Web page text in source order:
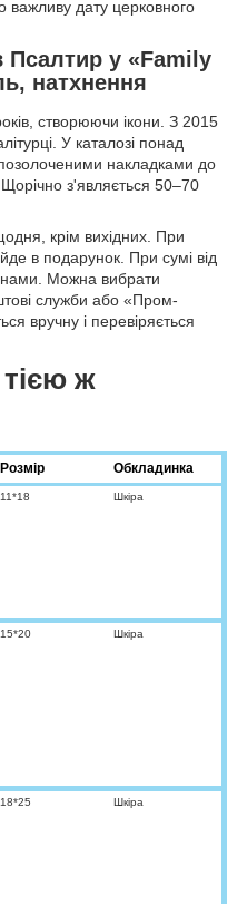
дату церковного
у «Family
натхнення
створюючи ікони. З 2015
У каталозі понад
позолоченими накладками до
з'являється 50–70
крім вихідних. При
в подарунок. При сумі від
нами. Можна вибрати
служби або «Пром-
вручну і перевіряється
тією ж
Розмір Обкладинка
11*18 Шкіра
15*20 Шкіра
18*25 Шкіра